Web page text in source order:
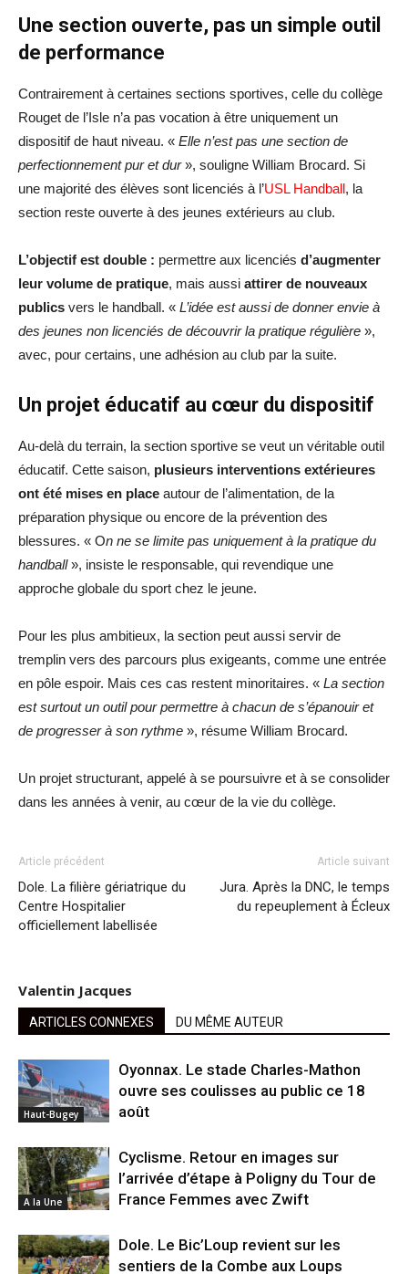
Une section ouverte, pas un simple outil
de performance
Contrairement à certaines sections sportives, celle du collège
Rouget de l’Isle n’a pas vocation à être uniquement un
dispositif de haut niveau. « Elle n’est pas une section de
perfectionnement pur et dur», souligne William Brocard. Si
une majorité des élèves sont licenciés à l’USL Handball, la
section reste ouverte à des jeunes extérieurs au club.
L’objectif est double : permettre aux licenciés d’augmenter
leur volume de pratique, mais aussi attirer de nouveaux
publics vers le handball. « L’idée est aussi de donner envie à
des jeunes non licenciés de découvrir la pratique régulière »,
avec, pour certains, une adhésion au club par la suite.
Un projet éducatif au cœur du dispositif
Au-delà du terrain, la section sportive se veut un véritable outil
éducatif. Cette saison, plusieurs interventions extérieures
ont été mises en place autour de l’alimentation, de la
préparation physique ou encore de la prévention des
blessures. « On ne se limite pas uniquement à la pratique du
handball», insiste le responsable, qui revendique une
approche globale du sport chez le jeune.
Pour les plus ambitieux, la section peut aussi servir de
tremplin vers des parcours plus exigeants, comme une entrée
en pôle espoir. Mais ces cas restent minoritaires. « La section
est surtout un outil pour permettre à chacun de s’épanouir et
de progresser à son rythme », résume William Brocard.
Un projet structurant, appelé à se poursuivre et à se consolider
dans les années à venir, au cœur de la vie du collège.
Article précédent
Dole. La filière gériatrique du
Centre Hospitalier
officiellement labellisée
Article suivant
Jura. Après la DNC, le temps
du repeuplement à Écleux
Valentin Jacques
ARTICLES CONNEXES DU MÊME AUTEUR
Haut-Bugey
Oyonnax. Le stade Charles-Mathon
ouvre ses coulisses au public ce 18
août
A la Une
Cyclisme. Retour en images sur
l’arrivée d’étape à Poligny du Tour de
France Femmes avec Zwift
Dole. Le Bic’Loup revient sur les
sentiers de la Combe aux Loups